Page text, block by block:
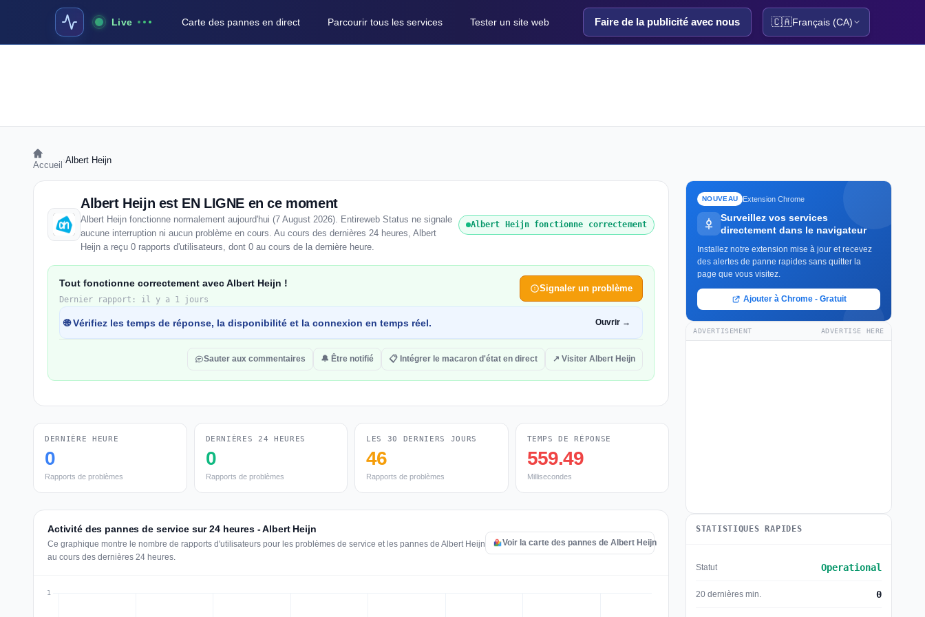
Live Carte des pannes en direct Parcourir tous les services Tester un site web Faire de la publicité avec nous 🇨🇦Français (CA)
Accueil Albert Heijn
Albert Heijn est EN LIGNE en ce moment
Albert Heijn fonctionne normalement aujourd'hui (7 August 2026). Entireweb Status ne signale
aucune interruption ni aucun problème en cours. Au cours des dernières 24 heures, Albert
Heijn a reçu 0 rapports d'utilisateurs, dont 0 au cours de la dernière heure.
Albert Heijn fonctionne correctement
Tout fonctionne correctement avec Albert Heijn !
Dernier rapport: il y a 1 jours
Signaler un problème
🌐 Vérifiez les temps de réponse, la disponibilité et la connexion en temps réel. Ouvrir →
Sauter aux commentaires 🔔 Être notifié 📋 Intégrer le macaron d'état en direct ↗ Visiter Albert Heijn
DERNIÈRE HEURE
0
Rapports de problèmes
DERNIÈRES 24 HEURES
0
Rapports de problèmes
LES 30 DERNIERS JOURS
46
Rapports de problèmes
TEMPS DE RÉPONSE
559.49
Millisecondes
Activité des pannes de service sur 24 heures - Albert Heijn
Ce graphique montre le nombre de rapports d'utilisateurs pour les problèmes de service et les pannes de Albert Heijn
au cours des dernières 24 heures.
Voir la carte des pannes de Albert Heijn
NOUVEAU Extension Chrome
Surveillez vos services
directement dans le navigateur
Installez notre extension mise à jour et recevez
des alertes de panne rapides sans quitter la
page que vous visitez.
Ajouter à Chrome - Gratuit
ADVERTISEMENT ADVERTISE HERE
STATISTIQUES RAPIDES
Statut Operational
20 dernières min. 0